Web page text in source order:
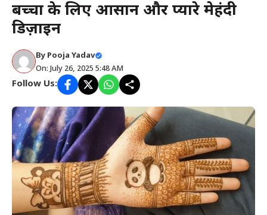
बच्चों के लिए आसान और प्यारे मेहंदी
डिज़ाइन
By Pooja Yadav
On: July 26, 2025 5:48 AM
Follow Us: